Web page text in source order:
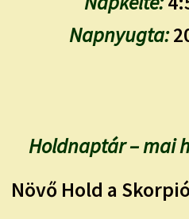
Napnyugta:
Holdnaptár – mai
Növő Hold a